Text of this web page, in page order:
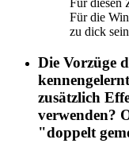
Für diesen
Für die
zu dick
Die Vorzüge
zusätzlich
verwenden?
"doppelt